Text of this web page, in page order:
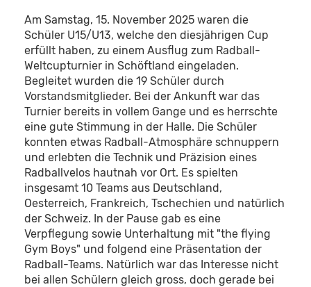
Am Samstag, 15. November 2025 waren die
Schüler U15/U13, welche den diesjährigen Cup
erfüllt haben, zu einem Ausflug zum Radball-
Weltcupturnier in Schöftland eingeladen.
Begleitet wurden die 19 Schüler durch
Vorstandsmitglieder. Bei der Ankunft war das
Turnier bereits in vollem Gange und es herrschte
eine gute Stimmung in der Halle. Die Schüler
konnten etwas Radball-Atmosphäre schnuppern
und erlebten die Technik und Präzision eines
Radballvelos hautnah vor Ort. Es spielten
insgesamt 10 Teams aus Deutschland,
Oesterreich, Frankreich, Tschechien und natürlich
der Schweiz. In der Pause gab es eine
Verpflegung sowie Unterhaltung mit "the flying
Gym Boys" und folgend eine Präsentation der
Radball-Teams. Natürlich war das Interesse nicht
bei allen Schülern gleich gross, doch gerade bei